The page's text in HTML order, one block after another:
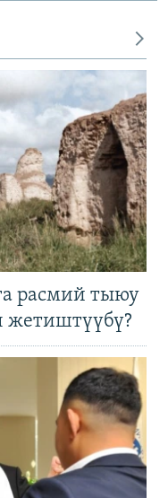
расмий тыюу
жетиштүүбү?